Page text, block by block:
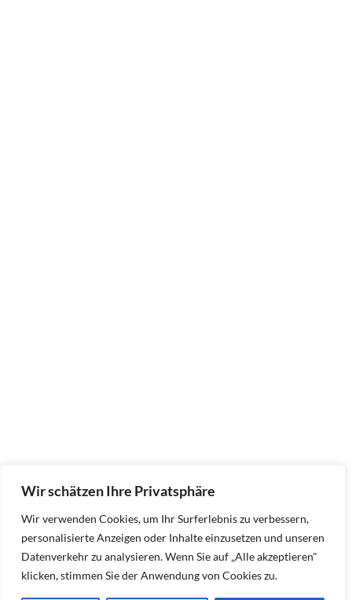
Wir schätzen Ihre Privatsphäre
Wir verwenden Cookies, um Ihr Surferlebnis zu verbessern,
personalisierte Anzeigen oder Inhalte einzusetzen und unseren
Datenverkehr zu analysieren. Wenn Sie auf „Alle akzeptieren"
klicken, stimmen Sie der Anwendung von Cookies zu.